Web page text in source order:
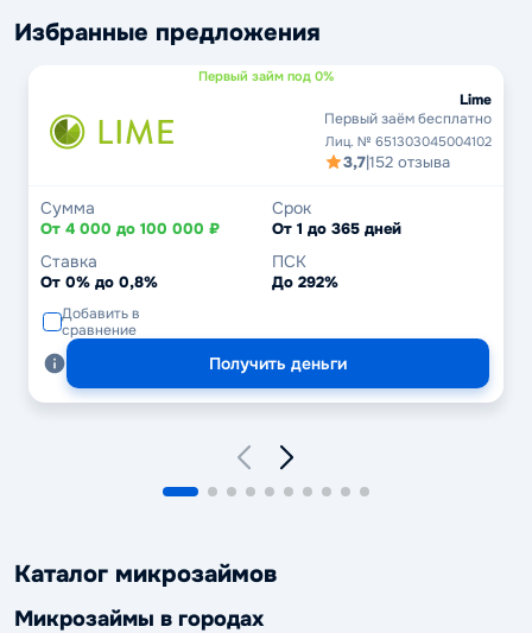
Избранные предложения
Первый займ под 0%
Lime
Первый заём бесплатно
Лиц. № 651303045004102
3,7|152 отзыва
Сумма
От 4 000 до 100 000 ₽
Срок
От 1 до 365 дней
Ставка
От 0% до 0,8%
ПСК
До 292%
Добавить в
сравнение
Получить деньги
Каталог микрозаймов
Микрозаймы в городах